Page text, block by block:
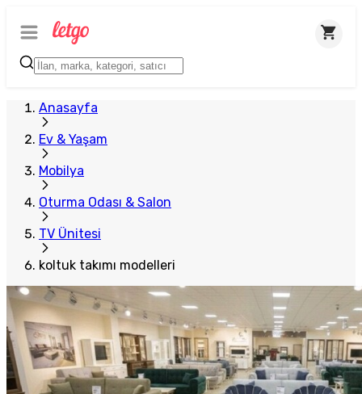
Anasayfa
Ev & Yaşam
Mobilya
Oturma Odası & Salon
TV Ünitesi
koltuk takımı modelleri
Plus Satıcı